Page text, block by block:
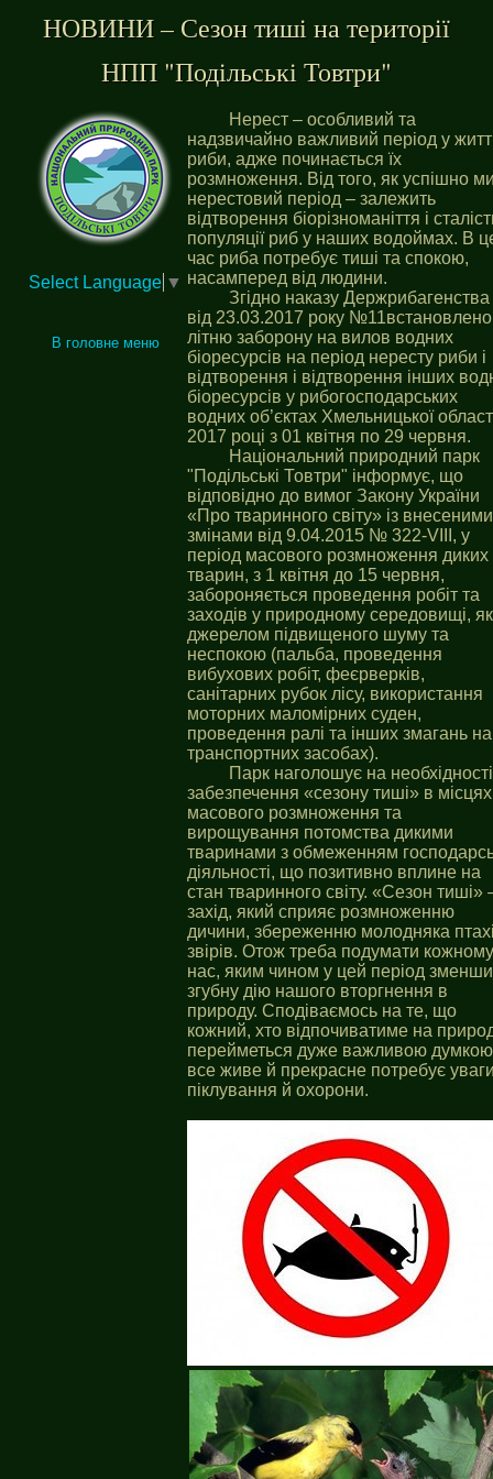
НОВИНИ – Сезон тиші на території
НПП "Подільські Товтри"
Select Language ▼
В головне меню
Нерест – особливий та
надзвичайно важливий період у
риби, адже починається їх
розмноження. Від того, як успішно
нерестовий період – залежить
відтворення біорізноманіття і
популяції риб у наших водоймах. В
час риба потребує тиші та спокою,
насамперед від людини.
Згідно наказу Держрибагенства
від 23.03.2017 року №11встановлено
літню заборону на вилов водних
біоресурсів на період нересту риби і
відтворення і відтворення інших
біоресурсів у рибогосподарських
водних об’єктах Хмельницької
2017 році з 01 квітня по 29 червня.
Національний природний парк
"Подільські Товтри" інформує, що
відповідно до вимог Закону України
«Про тваринного світу» із внесеними
змінами від 9.04.2015 № 322-VIII, у
період масового розмноження диких
тварин, з 1 квітня до 15 червня,
забороняється проведення робіт та
заходів у природному середовищі,
джерелом підвищеного шуму та
неспокою (пальба, проведення
вибухових робіт, феєрверків,
санітарних рубок лісу, використання
моторних маломірних суден,
проведення ралі та інших змагань на
транспортних засобах).
Парк наголошує на необхідності
забезпечення «сезону тиші» в місцях
масового розмноження та
вирощування потомства дикими
тваринами з обмеженням
діяльності, що позитивно вплине на
стан тваринного світу. «Сезон тиші»
захід, який сприяє розмноженню
дичини, збереженню молодняка
звірів. Отож треба подумати кожному
нас, яким чином у цей період
згубну дію нашого вторгнення в
природу. Сподіваємось на те, що
кожний, хто відпочиватиме на
перейметься дуже важливою
все живе й прекрасне потребує
піклування й охорони.